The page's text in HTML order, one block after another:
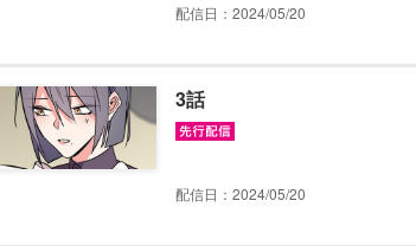
配信日：2024/05/20
3話
配信日：2024/05/20